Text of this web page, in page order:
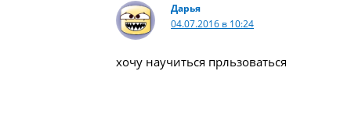
Дарья
04.07.2016 в 10:24
хочу научиться прльзоваться